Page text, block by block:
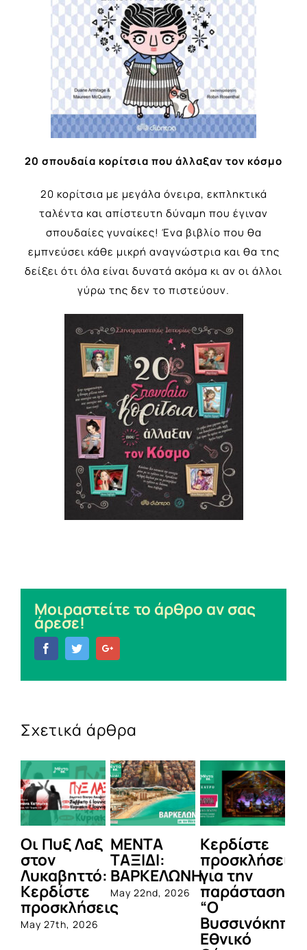
20 σπουδαία κορίτσια που άλλαξαν τον κόσμο
20 κορίτσια με μεγάλα όνειρα, εκπληκτικά
ταλέντα και απίστευτη δύναμη που έγιναν
σπουδαίες γυναίκες! Ένα βιβλίο που θα
εμπνεύσει κάθε μικρή αναγνώστρια και θα της
δείξει ότι όλα είναι δυνατά ακόμα κι αν οι άλλοι
γύρω της δεν το πιστεύουν.
Μοιραστείτε το άρθρο αν σας
άρεσε!
FacebookTwitter
Σχετικά άρθρα
Οι Πυξ Λαξ
στον
Λυκαβηττό:
Κερδίστε
προσκλήσεις
May 27th, 2026
ΜΕΝΤΑ
ΤΑΞΙΔΙ:
ΒΑΡΚΕΛΩΝΗ
May 22nd, 2026
Κερδίστε
προσκλήσεις
για την
παράσταση
“Ο
Εθνικό